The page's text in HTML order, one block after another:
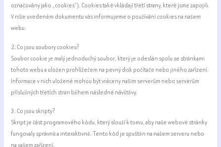
označovány jako „cookies“). Cookies také vkládají třetí strany, které jsme zapojili.
V níže uvedeném dokumentu vás informujeme o používání cookies na našem
webu.
2. Co jsou soubory cookies?
Soubor cookie je malý jednoduchý soubor, který je odeslán spolu se stránkami
tohoto webu a uložen prohlížečem na pevný disk počítače nebo jiného zařízení.
Informace v nich uložené mohou být vráceny našim serverům nebo serverům
příslušných třetích stran během následné návštěvy.
3. Co jsou skripty?
Skript je část programového kódu, který slouží k tomu, aby naše webové stránky
fungovaly správně a interaktivně. Tento kód je spuštěn na našem serveru nebo
na vašem zařízení.